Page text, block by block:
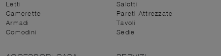
Letti
Camerette
Armadi
Comodini
Salotti
Pareti Attrezzate
Tavoli
Sedie